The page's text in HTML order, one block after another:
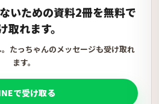
いための資料2冊を無料で
取れます。
たっちゃんのメッセージも受け取れ
ます。
で受け取る